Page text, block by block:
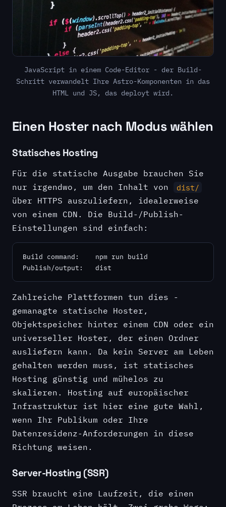
JavaScript in einem Code-Editor - der Build-
Schritt verwandelt Ihre Astro-Komponenten in das
HTML und JS, das deployt wird.
Einen Hoster nach Modus wählen
Statisches Hosting
Für die statische Ausgabe brauchen Sie
nur irgendwo, um den Inhalt von
dist/
über HTTPS auszuliefern, idealerweise
von einem CDN. Die Build-/Publish-
Einstellungen sind einfach:
Build command:    npm run build
Publish/output:   dist
Zahlreiche Plattformen tun dies -
gemanagte statische Hoster,
Objektspeicher hinter einem CDN oder ein
universeller Hoster, der einen Ordner
ausliefern kann. Da kein Server am Leben
gehalten werden muss, ist statisches
Hosting günstig und mühelos zu
skalieren. Hosting auf europäischer
Infrastruktur ist hier eine gute Wahl,
wenn Ihr Publikum oder Ihre
Datenresidenz-Anforderungen in diese
Richtung weisen.
Server-Hosting (SSR)
SSR braucht eine Laufzeit, die einen